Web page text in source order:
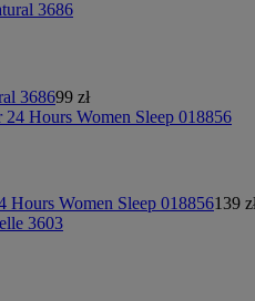
368699 zł
Hours Women Sleep 018856139